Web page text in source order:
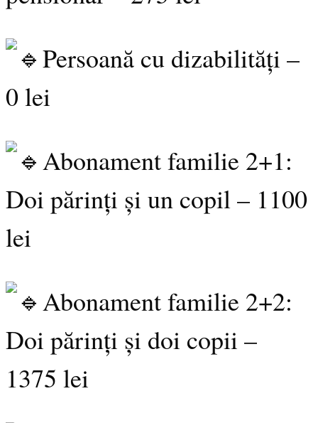
Persoană cu dizabilități –
0 lei
Abonament familie 2+1:
Doi părinți și un copil – 1100
lei
Abonament familie 2+2:
Doi părinți și doi copii –
1375 lei